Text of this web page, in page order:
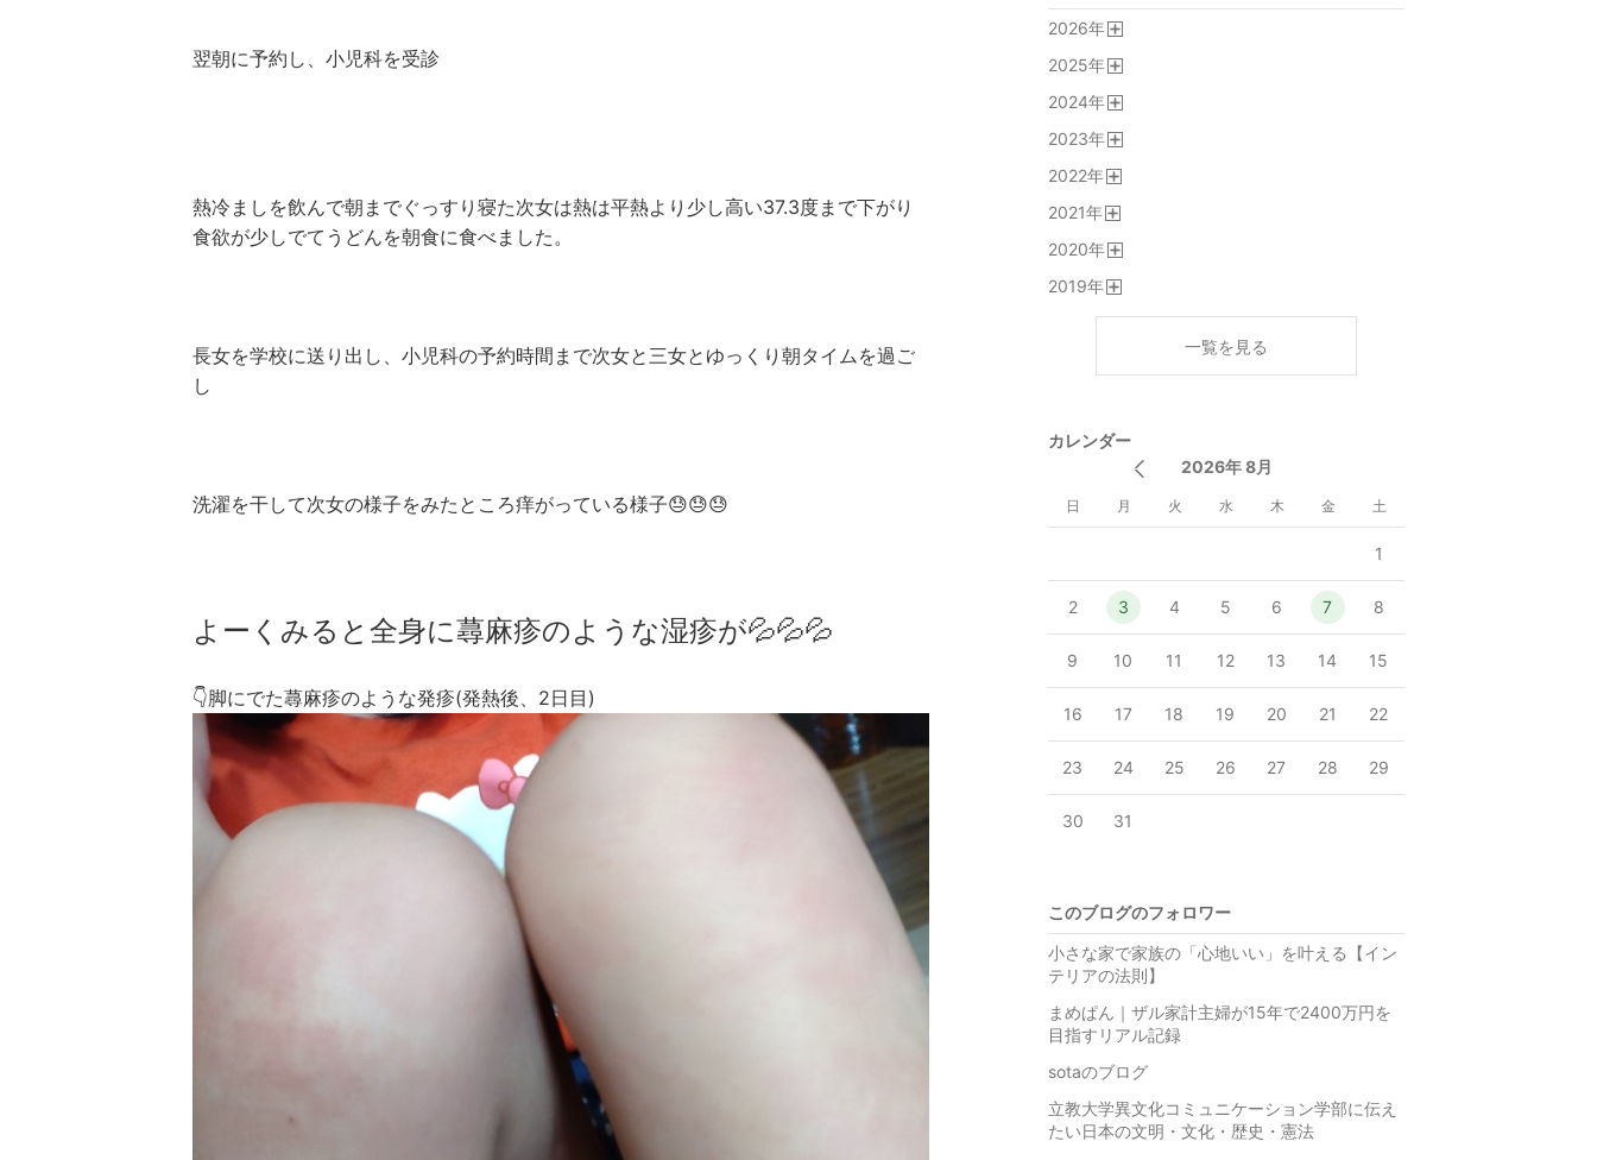
翌朝に予約し、小児科を受診
熱冷ましを飲んで朝までぐっすり寝た次女は熱は平熱より少し高い37.3度まで下がり
食欲が少しでてうどんを朝食に食べました。
長女を学校に送り出し、小児科の予約時間まで次女と三女とゆっくり朝タイムを過ご
し
洗濯を干して次女の様子をみたところ痒がっている様子😓😓😓
よーくみると全身に蕁麻疹のような湿疹が💦💦💦
👇脚にでた蕁麻疹のような発疹(発熱後、2日目)
2026年
2025年
2024年
2023年
2022年
2021年
2020年
2019年
一覧を見る
カレンダー
2026年 8月
日 月 火 水 木 金 土
1
2 3 4 5 6 7 8
9 10 11 12 13 14 15
16 17 18 19 20 21 22
23 24 25 26 27 28 29
30 31
このブログのフォロワー
小さな家で家族の「心地いい」を叶える【イン
テリアの法則】
まめぱん｜ザル家計主婦が15年で2400万円を
目指すリアル記録
sotaのブログ
立教大学異文化コミュニケーション学部に伝え
たい日本の文明・文化・歴史・憲法